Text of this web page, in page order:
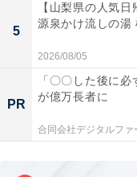
5
【山梨県の人気
源泉かけ流しの湯
2026/08/05
PR
「〇〇した後に
が億万長者に
合同会社デジタルファ